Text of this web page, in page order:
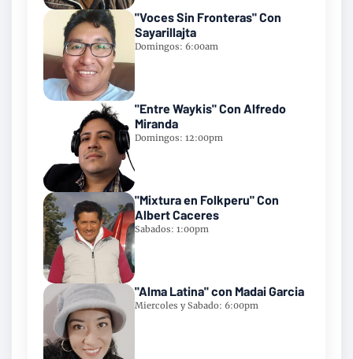
"Voces Sin Fronteras" Con
Sayarillajta
Domingos: 6:00am
"Entre Waykis" Con Alfredo
Miranda
Domingos: 12:00pm
"Mixtura en Folkperu" Con
Albert Caceres
Sabados: 1:00pm
"Alma Latina" con Madai Garcia
Miercoles y Sabado: 6:00pm